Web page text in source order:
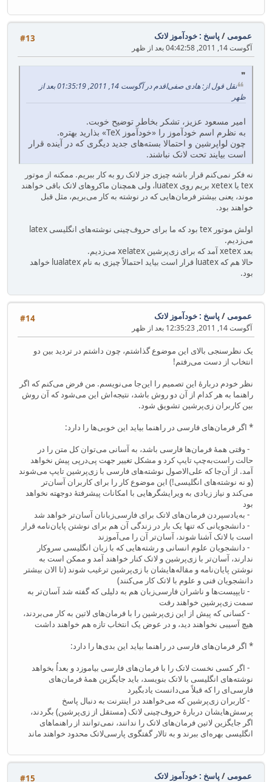
#13 عمومی / پاسخ : خودآموز لاتک
آگوست 14, 2011, 04:42:58 بعد از ظهر
نقل قول از: هادی صفی‌اقدم در آگوست 14, 2011, 01:35:19 بعد از
ظهر
امیر مسعود عزیز، تشکر بخاطر توضیح خوبت.
به نظرم اسم خودآموز را «خودآموز TeX» بذارید بهتره.
چون لواپرشین و احتمالا بسته‌های جدید دیگری که در آینده قرار
است بیایند تحت لانک نباشند.
نه فکر نمی‌کنم قرار باشه چیزی جز لاتک رو به کار ببریم. ممکنه از موتور
tex یا xetex بریم روی luatex، ولی همچنان ماکروهای لاتک باقی خواهند
موند، یعنی بیشتر فرمان‌هایی که در نوشته به کار می‌بریم، مثل قبل
خواهند بود.
اولش موتور tex بود که ما برای حروف‌چینی نوشته‌های انگلیسی latex
می‌زدیم.
بعد xetex آمد که برای زی‌پرشین xelatex می‌زدیم.
حالا هم که luatex قرار است بیاید احتمالاً چیزی به نام lualatex خواهد
بود.
#14 عمومی/ پاسخ : خودآموز لاتک
آگوست 14, 2011, 12:35:23 بعد از ظهر
یک نظرسنجی بالای این موضوع گذاشتم، چون داشتم در تردید بین دو
انتخاب از دست می‌رفتم!
نظر خودم دربارهٔ این تصمیم را این‌جا می‌نویسم. من فرض می‌کنم که اگر
راهنما به هر کدام از آن دو روش باشد، نتیجه‌اش این می‌شود که آن روش
بین کاربران زی‌پرشین تشویق شود.
* اگر فرمان‌های فارسی در راهنما بیاید این خوبی‌ها را دارد:
- وقتی همهٔ فرمان‌ها فارسی باشد، به آسانی می‌توان کل متن را در
حالت راست‌به‌چپ تایپ کرد و مشکل تغییر جهت پی‌درپی پیش نخواهد
آمد. از آن‌جا که علی‌الاصول نوشته‌های فارسی با زی‌پرشین تایپ می‌شوند
(و نه نوشته‌های انگلیسی!) این موضوع کار را برای کاربران آسان‌تر
می‌کند و نیاز زیادی به ویرایشگرهایی با امکانات پیشرفتهٔ دوجهته نخواهد
بود
- به‌یادسپردن فرمان‌های لاتک برای فارسی‌زبانان آسان‌تر خواهد شد
- دانشجویانی که تنها یک بار در زندگی آن هم برای نوشتن پایان‌نامه قرار
است با لاتک آشنا شوند، آسان‌تر آن را می‌آموزند
- دانشجویان علوم انسانی و رشته‌هایی که با زبان انگلیسی سروکار
ندارند، آسان‌تر با زی‌پرشین و لاتک کنار خواهند آمد و ممکن است به
نوشتن پایان‌نامه و مقاله‌هایشان با زی‌پرشین ترغیب شوند (تا الان بیشتر
دانشجویان فنی و علوم با لاتک کار می‌کنند)
- تایپیست‌ها و ناشران فارسی‌زبان هم به دلیلی که گفته شد آسان‌تر به
سمت زی‌پرشین خواهند رفت
- کسانی که پیش از این زی‌پرشین را با فرمان‌های لاتین به کار می‌بردند،
هیچ آسیبی نخواهند دید، و در عوض یک انتخاب تازه هم خواهند داشت
* اگر فرمان‌های فارسی در راهنما بیاید این بدی‌ها را دارد:
- اگر کسی نخست لاتک را با فرمان‌های فارسی بیاموزد و بعداُ بخواهد
نوشته‌های انگلیسی با لاتک بنویسد، باید جایگزین همهٔ فرمان‌های
فارسی‌ای را که قبلاً می‌دانست یادبگیرد
- کاربران زی‌پرشین که می‌خواهند در اینترنت به دنبال پاسخ
پرسش‌هایشان دربارهٔ حروف‌چینی لاتک (مستقل از زی‌پرشین) بگردند،
اگر جایگزین لاتین فرمان‌های لاتک را ندانند، نمی‌توانند از راهنماهای
انگلیسی بهره‌ای ببرند و به تالار گفتگوی پارسی‌لاتک محدود خواهند ماند
#15 عمومی / پاسخ : خودآموز لاتک